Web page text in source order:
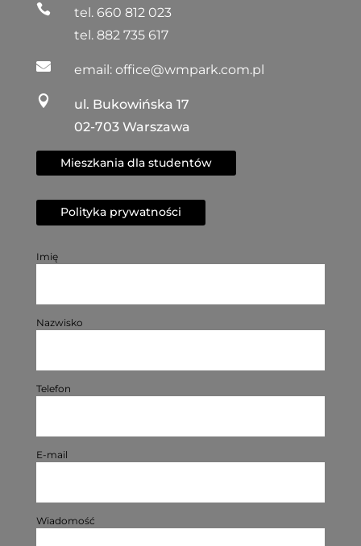
 tel. 660 812 023
tel. 882 735 617
 email: office@wmpark.com.pl

ul. Bukowińska 17
02-703 Warszawa
Mieszkania dla studentów
Polityka prywatności
Imię
Nazwisko
Telefon
E-mail
Wiadomość